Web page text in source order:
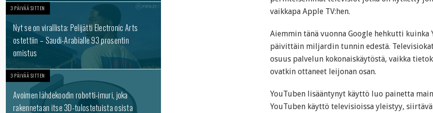
3 PÄIVÄÄ SITTEN
Nyt se on virallista: Pelijätti Electronic Arts
ostettiin – Saudi-Arabialle 93 prosentin
omistus
3 PÄIVÄÄ SITTEN
Avoimen lähdekoodin robotti-imuri, joka
rakennetaan itse 3D-tulostetuista osista
vaikkapa Apple TV:hen.
Aiemmin tänä vuonna Google hehkutti kuinka
päivittäin miljardin tunnin edestä.
osuus palvelun kokonaiskäytöstä, vaikka
ovatkin ottaneet leijonan osan.
YouTuben lisääntynyt käyttö luo painetta
YouTuben käyttö televisioissa yleistyy,